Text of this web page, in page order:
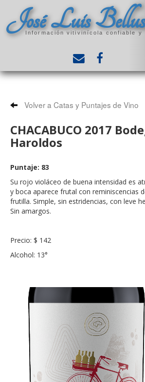
José Luis
Información vitivinícola confiable y
Volver a Catas y Puntajes de Vino
CHACABUCO 2017
Haroldos
Puntaje: 83
Su rojo violáceo de buena intensidad es
y boca aparece frutal con reminiscencias
frutilla. Simple, sin estridencias, con leve
Sin amargos.
Precio: $ 142
Alcohol: 13°